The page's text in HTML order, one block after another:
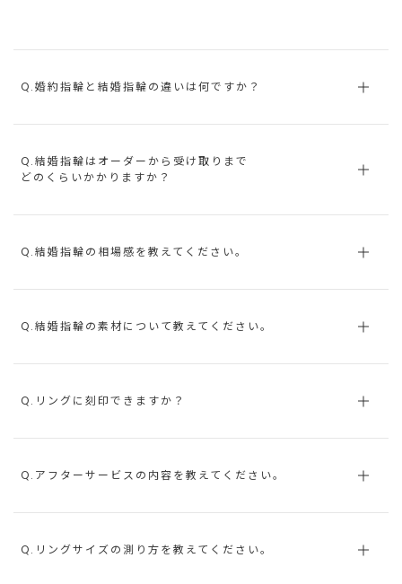
Q.婚約指輪と結婚指輪の違いは何ですか？
Q.結婚指輪はオーダーから受け取りまで
どのくらいかかりますか？
Q.結婚指輪の相場感を教えてください。
Q.結婚指輪の素材について教えてください。
Q.リングに刻印できますか？
Q.アフターサービスの内容を教えてください。
Q.リングサイズの測り方を教えてください。